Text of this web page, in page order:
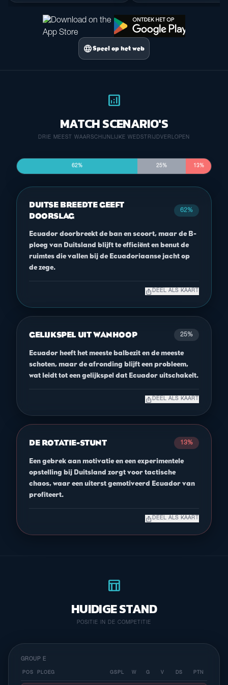
languageSpeel op het web
analytics
MATCH SCENARIO'S
DRIE MEEST WAARSCHIJNLIJKE WEDSTRIJDVERLOPEN
62% 25% 13%
DUITSE BREEDTE GEEFT
DOORSLAG
62%
Ecuador doorbreekt de ban en scoort, maar de B-
ploeg van Duitsland blijft te efficiënt en benut de
ruimtes die vallen bij de Ecuadoriaanse jacht op
de zege.
ios_share DEEL ALS KAART
GELIJKSPEL UIT WANHOOP 25%
Ecuador heeft het meeste balbezit en de meeste
schoten, maar de afronding blijft een probleem,
wat leidt tot een gelijkspel dat Ecuador uitschakelt.
ios_share DEEL ALS KAART
DE ROTATIE-STUNT 13%
Een gebrek aan motivatie en een experimentele
opstelling bij Duitsland zorgt voor tactische
chaos, waar een uiterst gemotiveerd Ecuador van
profiteert.
ios_share DEEL ALS KAART
table_chart
HUIDIGE STAND
POSITIE IN DE COMPETITIE
GROUP E
POS PLOEG GSPL W G V DS PTN